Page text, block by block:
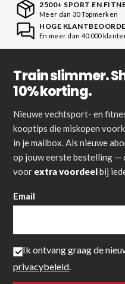
2500+ SPORT EN
Meer dan 30 Topmerken
HOGE
En meer dan 40.000
Train slimmer.
10% korting.
Nieuwe vechtsport- en
kooptips die miskopen
in je mailbox. Als nieuwe
op jouw eerste bestelling —
voor extra voordeelbij
Email
Ik ontvang graag de
privacybeleid.